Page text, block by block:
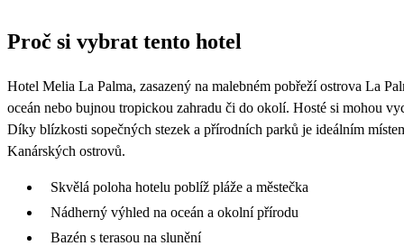
Proč si vybrat tento hotel
Hotel Melia La Palma, zasazený na malebném pobřeží ostrova La
oceán nebo bujnou tropickou zahradu či do okolí. Hosté si mohou
Díky blízkosti sopečných stezek a přírodních parků je ideálním
Kanárských ostrovů.
Skvělá poloha hotelu poblíž pláže a městečka
Nádherný výhled na oceán a okolní přírodu
Bazén s terasou na slunění